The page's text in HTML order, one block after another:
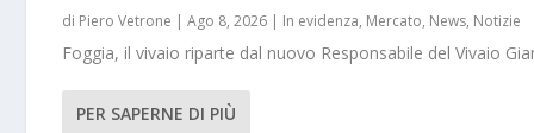
di Piero Vetrone |Ago 8, 2026 | In evidenza, Mercato, News, Notizie
Foggia, il vivaio riparte dal nuovo Responsabile del Vivaio
PER SAPERNE DI PIÙ